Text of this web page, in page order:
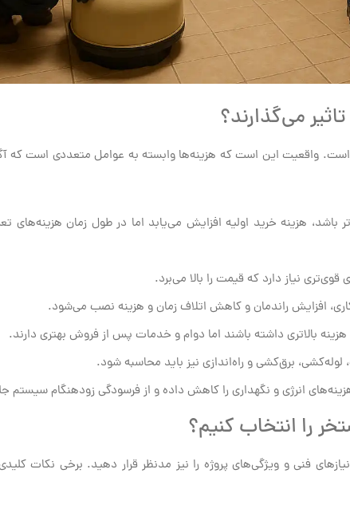
می‌گذارند؟
است. واقعیت این است که هزینه‌ها وابسته به عوامل متعددی است که
باشد، هزینه خرید اولیه افزایش می‌یابد اما در طول زمان هزینه‌های
نیاز دارد که قیمت را بالا می‌برد.
افزایش راندمان و کاهش اتلاف زمان و هزینه نصب می‌شود.
بالاتری داشته باشند اما دوام و خدمات پس از فروش بهتری دارند.
برق‌کشی و راه‌اندازی نیز باید محاسبه شود.
انرژی و نگهداری را کاهش داده و از فرسودگی زودهنگام سیستم
را انتخاب کنیم؟
فنی و ویژگی‌های پروژه را نیز مدنظر قرار دهید. برخی نکات